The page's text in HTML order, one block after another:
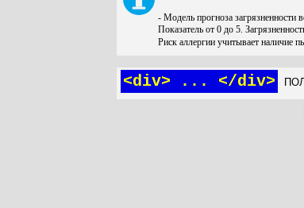
- Модель прогноза загрязненности
Показатель от 0 до 5.
Риск аллергии учитывает наличие
<div> ... </div>